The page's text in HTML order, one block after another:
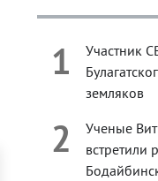
1
Участник
земляков
2
Ученые
встретили